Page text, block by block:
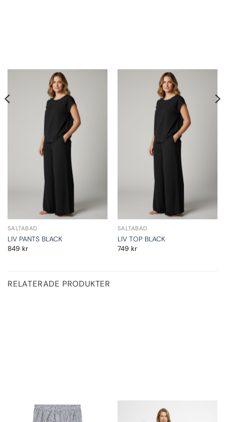
SALTABAD
LIV PANTS BLACK
849 kr
SALTABAD
LIV TOP BLACK
749 kr
RELATERADE PRODUKTER